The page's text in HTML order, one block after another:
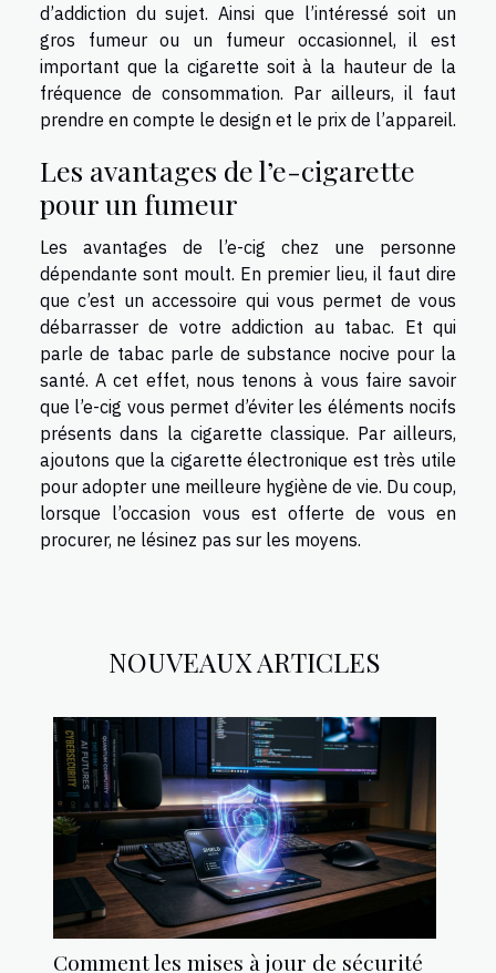
d’addiction du sujet. Ainsi que l’intéressé soit un
gros fumeur ou un fumeur occasionnel, il est
important que la cigarette soit à la hauteur de la
fréquence de consommation. Par ailleurs, il faut
prendre en compte le design et le prix de l’appareil.
Les avantages de l’e-cigarette
pour un fumeur
Les avantages de l’e-cig chez une personne
dépendante sont moult. En premier lieu, il faut dire
que c’est un accessoire qui vous permet de vous
débarrasser de votre addiction au tabac. Et qui
parle de tabac parle de substance nocive pour la
santé. A cet effet, nous tenons à vous faire savoir
que l’e-cig vous permet d’éviter les éléments nocifs
présents dans la cigarette classique. Par ailleurs,
ajoutons que la cigarette électronique est très utile
pour adopter une meilleure hygiène de vie. Du coup,
lorsque l’occasion vous est offerte de vous en
procurer, ne lésinez pas sur les moyens.
NOUVEAUX ARTICLES
Comment les mises à jour de sécurité